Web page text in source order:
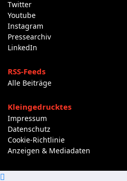
Twitter
Youtube
Instagram
Pressearchiv
LinkedIn
RSS-Feeds
Alle Beiträge
Kleingedrucktes
Impressum
Datenschutz
Cookie-Richtlinie
Anzeigen & Mediadaten